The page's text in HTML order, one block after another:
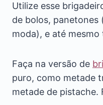
Utilize esse
de bolos, panetones
moda), e até mesmo
Faça na versão de
puro, como metade
metade de pistache.